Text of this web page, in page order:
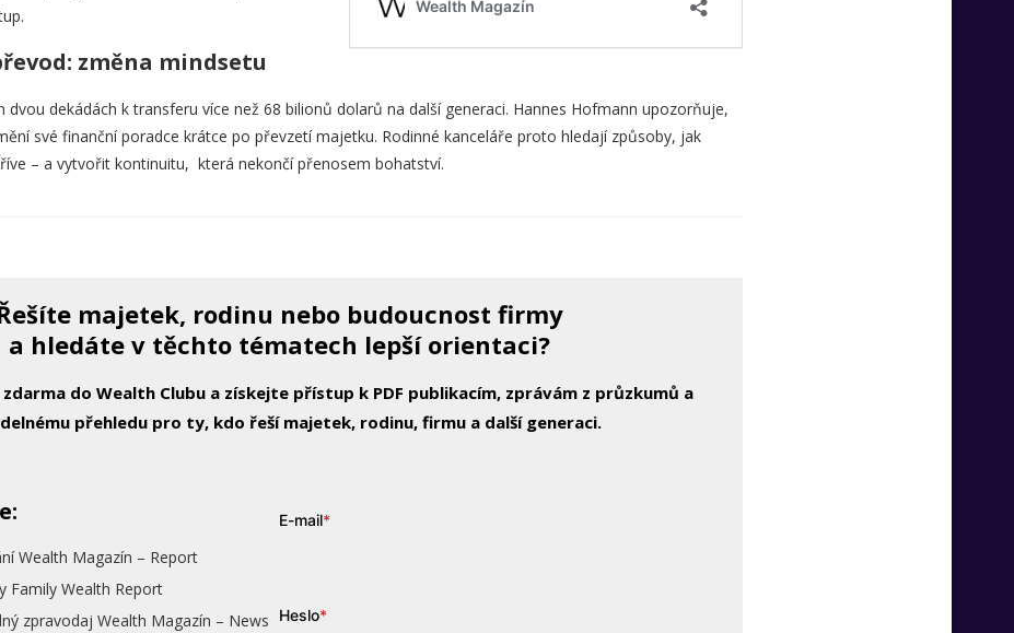
změna mindsetu
dvou dekádách k transferu více než 68 bilionů dolarů na další generaci. Hannes Hofmann upozorňuje,
své finanční poradce krátce po převzetí majetku. Rodinné kanceláře proto hledají způsoby, jak
– a vytvořit kontinuitu, která nekončí přenosem bohatství.
majetek, rodinu nebo budoucnost firmy
a hledáte v těchto tématech lepší orientaci?
do Wealth Clubu a získejte přístup k PDF publikacím, zprávám z průzkumů a
přehledu pro ty, kdo řeší majetek, rodinu, firmu a další generaci.
Wealth Magazín – Report
Family Wealth Report
zpravodaj Wealth Magazín – News
E-mail*
Heslo*